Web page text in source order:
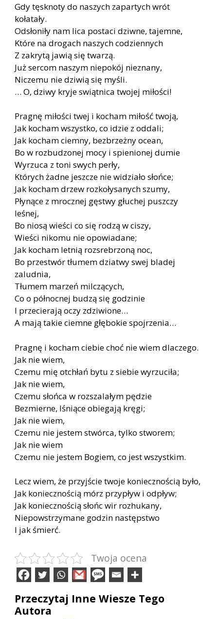
Gdy tęsknoty do naszych zapartych wrót
kołatały.
Odsłoniły nam lica postaci dziwne, tajemne,
Które na drogach naszych codziennych
Z zakrytą jawią się twarzą.
Już sercom naszym niepokój nieznany,
Niczemu nie dziwią się myśli.
… O, dziwy kryje swiątnica twojej miłości!
Pragnę miłości twej i kocham miłość twoją,
Jak kocham wszystko, co idzie z oddali;
Jak kocham ciemny, bezbrzeżny ocean,
Bo w rozbudzonej mocy i spienionej dumie
Wyrzuca z toni swych perły,
Których żadne jeszcze nie widziało słońce;
Jak kocham drzew rozkołysanych szumy,
Płynące z mrocznej gęstwy głuchej puszczy
leśnej,
Bo niosą wieści co się rodzą w ciszy,
Wieści nikomu nie opowiadane;
Jak kocham letnią rozsrebrzoną noc,
Bo przestwór tłumem dziatwy swej bladej
zaludnia,
Tłumem marzeń milczących,
Co o północnej budzą się godzinie
I przecierają oczy zdziwione…
A mają takie ciemne głębokie spojrzenia…
Pragnę i kocham ciebie choć nie wiem dlaczego.
Jak nie wiem,
Czemu mię otchłań bytu z siebie wyrzuciła;
Jak nie wiem,
Czemu słońca w rozszalałym pędzie
Bezmierne, lśniące obiegają kręgi;
Jak nie wiem,
Czemu nie jestem stwórca, tylko stworem;
Jak nie wiem
Czemu nie jestem Bogiem, co jest wszystkim.
Lecz wiem, że przyjście twoje koniecznością było,
Jak koniecznością mórz przypływ i odpływ;
Jak koniecznością słońc wir rozhukany,
Niepowstrzymane godzin następstwo
I jak śmierć.
Twoja ocena
Przeczytaj Inne Wiesze Tego
Autora